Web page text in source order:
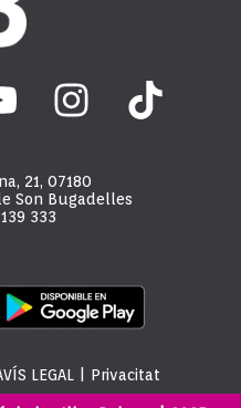
21, 07180
Son Bugadelles
333
LEGAL Privacitat